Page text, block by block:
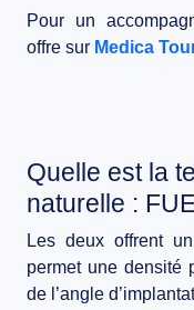
Pour un
offre sur Medica
Quelle est la
naturelle :
Les deux offrent
permet une densité
de l’angle